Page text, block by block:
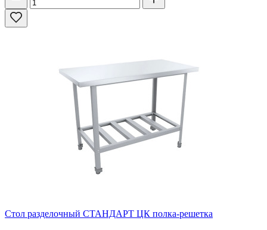
Стол разделочный СТАНДАРТ ЦК полка-решетка